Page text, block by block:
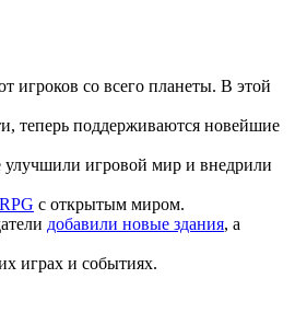
игроков со всего планеты. В этой
теперь поддерживаются новейшие
улучшили игровой мир и внедрили
RPG с открытым миром.
добавили новые здания, а
играх и событиях.